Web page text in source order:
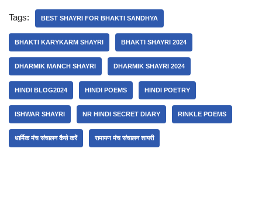
Tags: BEST SHAYRI FOR BHAKTI SANDHYA
BHAKTI KARYKARM SHAYRI BHAKTI SHAYRI 2024
DHARMIK MANCH SHAYRI DHARMIK SHAYRI 2024
HINDI BLOG2024 HINDI POEMS HINDI POETRY
ISHWAR SHAYRI NR HINDI SECRET DIARY RINKLE POEMS
धार्मिक मंच संचालन कैसे करें रामायण मंच संचालन शायरी